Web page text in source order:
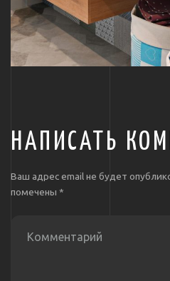
НАПИСАТЬ
Ваш адрес email не будет
помечены *